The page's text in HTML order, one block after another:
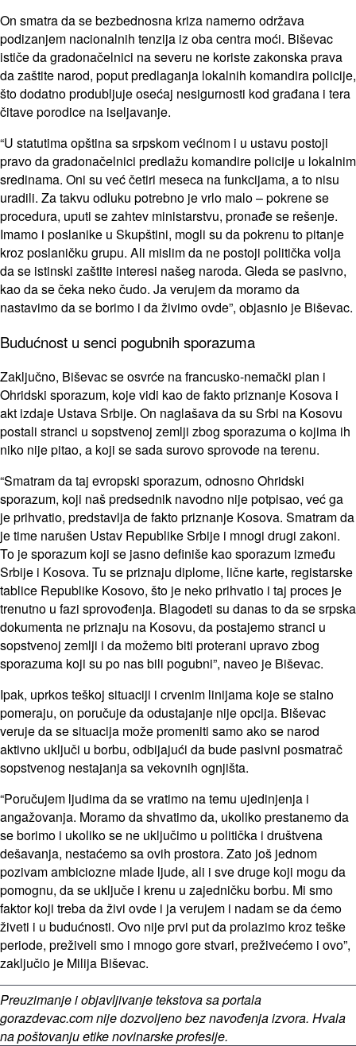
On smatra da se bezbednosna kriza namerno održava
podizanjem nacionalnih tenzija iz oba centra moći. Biševac
ističe da gradonačelnici na severu ne koriste zakonska prava
da zaštite narod, poput predlaganja lokalnih komandira policije,
što dodatno produbljuje osećaj nesigurnosti kod građana i tera
čitave porodice na iseljavanje.
“U statutima opština sa srpskom većinom i u ustavu postoji
pravo da gradonačelnici predlažu komandire policije u lokalnim
sredinama. Oni su već četiri meseca na funkcijama, a to nisu
uradili. Za takvu odluku potrebno je vrlo malo – pokrene se
procedura, uputi se zahtev ministarstvu, pronađe se rešenje.
Imamo i poslanike u Skupštini, mogli su da pokrenu to pitanje
kroz poslaničku grupu. Ali mislim da ne postoji politička volja
da se istinski zaštite interesi našeg naroda. Gleda se pasivno,
kao da se čeka neko čudo. Ja verujem da moramo da
nastavimo da se borimo i da živimo ovde”, objasnio je Biševac.
Budućnost u senci pogubnih sporazuma
Zaključno, Biševac se osvrće na francusko-nemački plan i
Ohridski sporazum, koje vidi kao de fakto priznanje Kosova i
akt izdaje Ustava Srbije. On naglašava da su Srbi na Kosovu
postali stranci u sopstvenoj zemlji zbog sporazuma o kojima ih
niko nije pitao, a koji se sada surovo sprovode na terenu.
“Smatram da taj evropski sporazum, odnosno Ohridski
sporazum, koji naš predsednik navodno nije potpisao, već ga
je prihvatio, predstavlja de fakto priznanje Kosova. Smatram da
je time narušen Ustav Republike Srbije i mnogi drugi zakoni.
To je sporazum koji se jasno definiše kao sporazum između
Srbije i Kosova. Tu se priznaju diplome, lične karte, registarske
tablice Republike Kosovo, što je neko prihvatio i taj proces je
trenutno u fazi sprovođenja. Blagodeti su danas to da se srpska
dokumenta ne priznaju na Kosovu, da postajemo stranci u
sopstvenoj zemlji i da možemo biti proterani upravo zbog
sporazuma koji su po nas bili pogubni”, naveo je Biševac.
Ipak, uprkos teškoj situaciji i crvenim linijama koje se stalno
pomeraju, on poručuje da odustajanje nije opcija. Biševac
veruje da se situacija može promeniti samo ako se narod
aktivno uključi u borbu, odbijajući da bude pasivni posmatrač
sopstvenog nestajanja sa vekovnih ognjišta.
“Poručujem ljudima da se vratimo na temu ujedinjenja i
angažovanja. Moramo da shvatimo da, ukoliko prestanemo da
se borimo i ukoliko se ne uključimo u politička i društvena
dešavanja, nestaćemo sa ovih prostora. Zato još jednom
pozivam ambiciozne mlade ljude, ali i sve druge koji mogu da
pomognu, da se uključe i krenu u zajedničku borbu. Mi smo
faktor koji treba da živi ovde i ja verujem i nadam se da ćemo
živeti i u budućnosti. Ovo nije prvi put da prolazimo kroz teške
periode, preživeli smo i mnogo gore stvari, preživećemo i ovo”,
zaključio je Milija Biševac.
Preuzimanje i objavljivanje tekstova sa portala
gorazdevac.com nije dozvoljeno bez navođenja izvora. Hvala
na poštovanju etike novinarske profesije.